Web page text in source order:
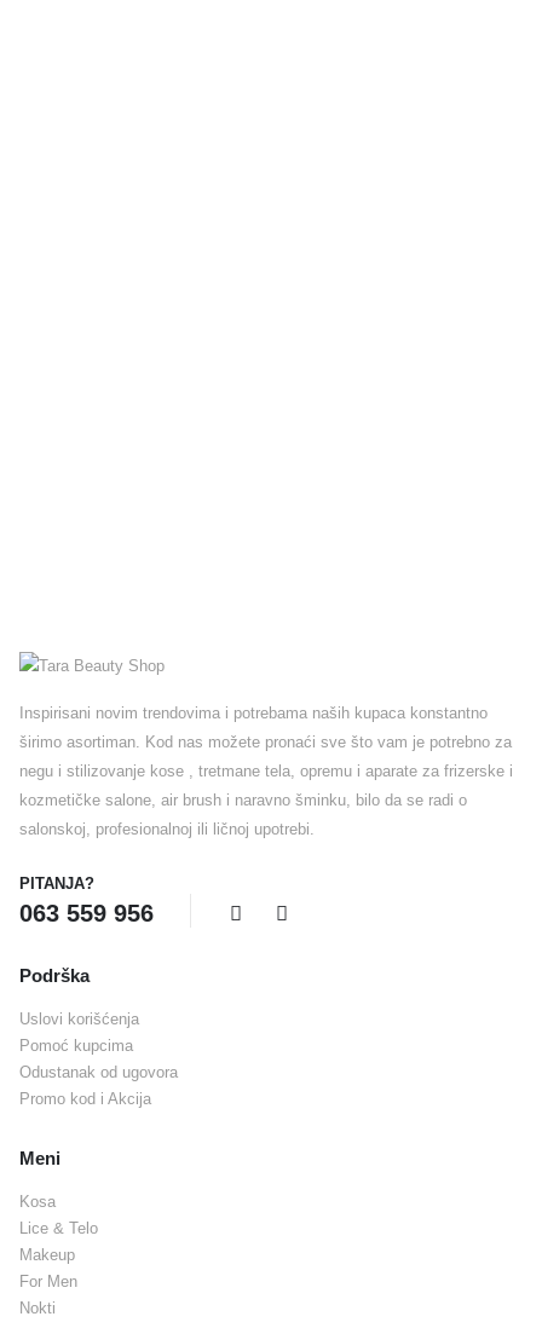
Inspirisani novim trendovima i potrebama naših kupaca konstantno
širimo asortiman. Kod nas možete pronaći sve što vam je potrebno za
negu i stilizovanje kose , tretmane tela, opremu i aparate za frizerske i
kozmetičke salone, air brush i naravno šminku, bilo da se radi o
salonskoj, profesionalnoj ili ličnoj upotrebi.
PITANJA?
063 559 956
Podrška
Uslovi korišćenja
Pomoć kupcima
Odustanak od ugovora
Promo kod i Akcija
Meni
Kosa
Lice & Telo
Makeup
For Men
Nokti